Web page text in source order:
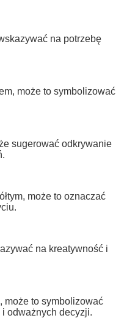
na potrzebę
może to symbolizować
sugerować odkrywanie
może to oznaczać
na kreatywność i
może to symbolizować
odważnych decyzji.